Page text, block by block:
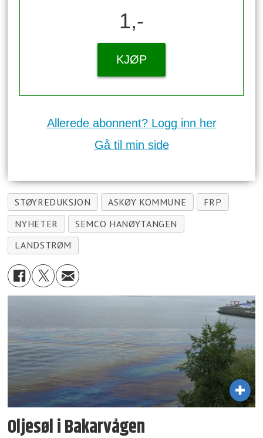
1,-
KJØP
Allerede abonnent? Logg inn her
Gå til min side
STØYREDUKSJON ASKØY KOMMUNE
FRP
NYHETER
SEMCO HANØYTANGEN
LANDSTRØM
Oljesøl i Bakarvågen